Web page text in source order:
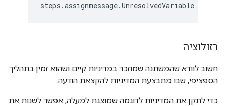
steps .assignmessage.UnresolvedVariable
רזולוציה
חשוב לוודא שהמשתנה שמוזכר במדיניות קיים ושהוא זמין בתהליך
הספציפי, שבו מתבצעת המדיניות להקצאת הודעה.
כדי לתקן את המדיניות לדוגמה שמוצגת למעלה, אפשר לשנות את